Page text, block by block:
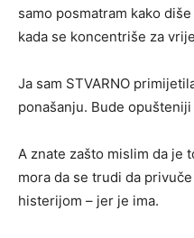
samo posmatram kako
kada se koncentriše za
Ja sam STVARNO
ponašanju. Bude opušteniji
A znate zašto mislim da je
mora da se trudi da
histerijom – jer je ima.